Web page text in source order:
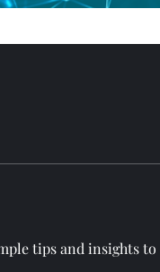
tips and insights to